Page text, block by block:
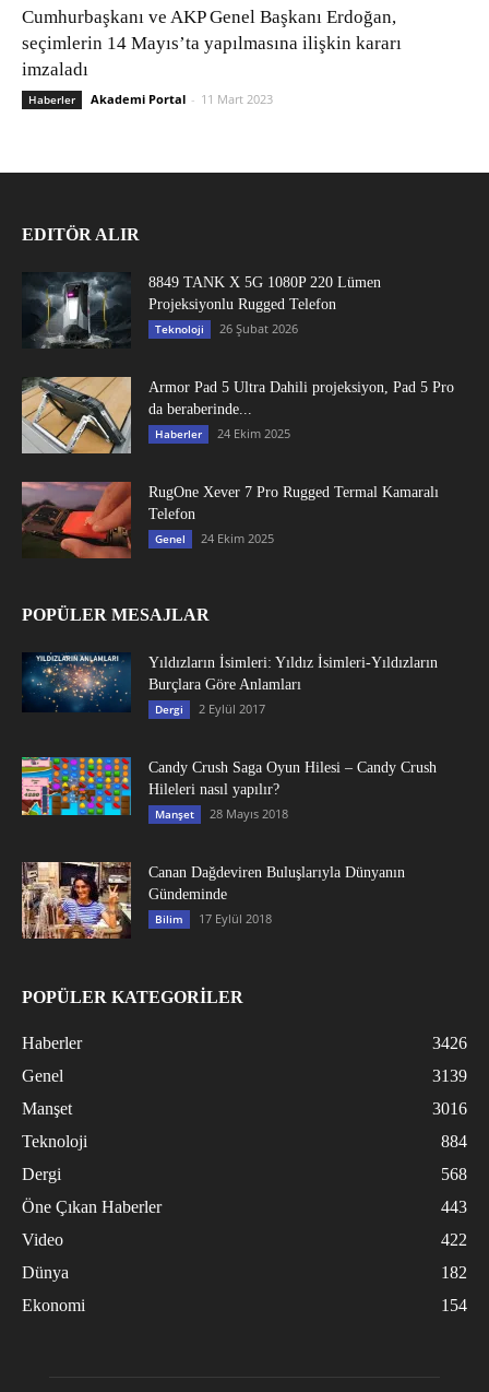
Cumhurbaşkanı ve AKP Genel Başkanı Erdoğan,
seçimlerin 14 Mayıs’ta yapılmasına ilişkin kararı
imzaladı
Haberler Akademi Portal - 11 Mart 2023
EDITÖR ALIR
8849 TANK X 5G 1080P 220 Lümen
Projeksiyonlu Rugged Telefon
Teknoloji 26 Şubat 2026
Armor Pad 5 Ultra Dahili projeksiyon, Pad 5 Pro
da beraberinde...
Haberler 24 Ekim 2025
RugOne Xever 7 Pro Rugged Termal Kamaralı
Telefon
Genel 24 Ekim 2025
POPÜLER MESAJLAR
Yıldızların İsimleri: Yıldız İsimleri-Yıldızların
Burçlara Göre Anlamları
Dergi 2 Eylül 2017
Candy Crush Saga Oyun Hilesi – Candy Crush
Hileleri nasıl yapılır?
Manşet 28 Mayıs 2018
Canan Dağdeviren Buluşlarıyla Dünyanın
Gündeminde
Bilim 17 Eylül 2018
POPÜLER KATEGORİLER
Haberler
3426
Genel
3139
Manşet
3016
Teknoloji
884
Dergi
568
Öne Çıkan Haberler
443
Video
422
Dünya
182
Ekonomi
154